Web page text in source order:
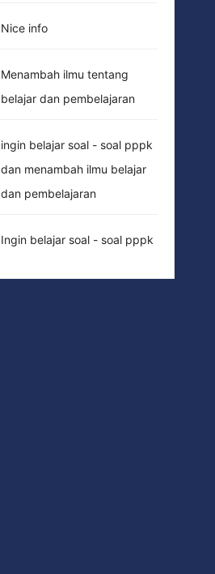
Nice info
Menambah ilmu tentang
belajar dan pembelajaran
ingin belajar soal - soal pppk
dan menambah ilmu belajar
dan pembelajaran
Ingin belajar soal - soal pppk